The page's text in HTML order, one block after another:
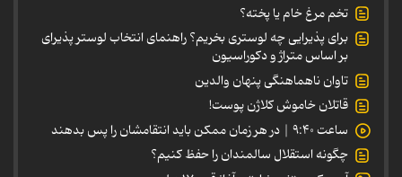
تخم مرغ خام یا پخته؟
برای پذیرایی چه لوستری بخریم؟ راهنمای انتخاب لوستر پذیرای
بر اساس متراژ و دکوراسیون
تاوان ناهماهنگی پنهان والدین
قاتلان خاموش کلاژن پوست!
ساعت ۹:۴۰ | در هر زمان ممکن باید انتقامشان را پس بدهند
چگونه استقلال سالمندان را حفظ کنیم؟